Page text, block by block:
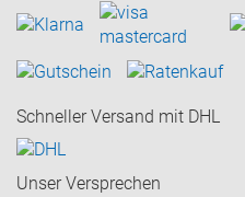
Schneller Versand mit DHL
Unser Versprechen